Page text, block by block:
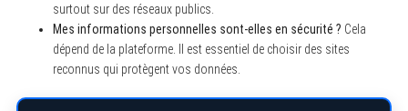
surtout sur des réseaux publics.
Mes informations personnelles sont-elles en sécurité ? Cela
dépend de la plateforme. Il est essentiel de choisir des sites
reconnus qui protègent vos données.
S
e
a
c